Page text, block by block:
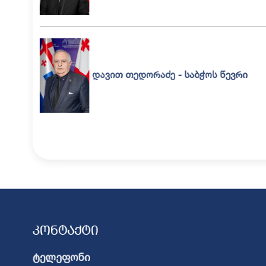
დავით თედორაძე - საბჭოს წევრი
კონტაქტი
ტელეფონი